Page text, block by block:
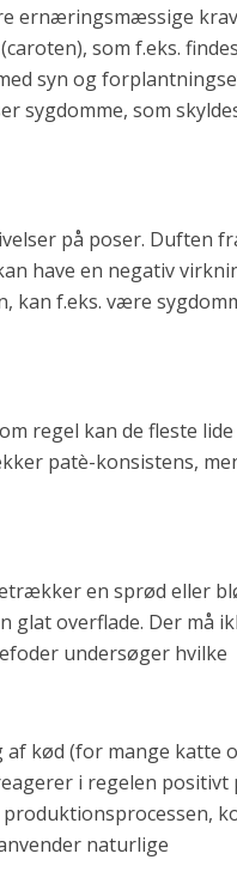
ernæringsmæssige
som f.eks.
syn og
sygdomme, som
på poser. Duften
have en negativ
kan f.eks. være
regel kan de fleste lide
patè-konsistens,
en sprød eller
glat overflade. Der må
undersøger hvilke
kød (for mange katte
i regelen positivt
naturlige